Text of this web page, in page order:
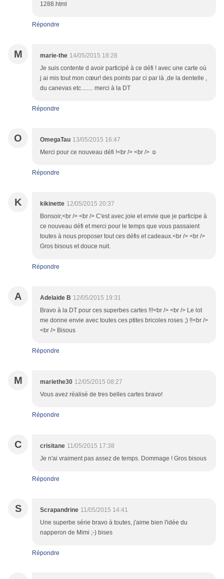
1288.html
Répondre
M marie-the 14/05/2015 18:28
Je suis contente d avoir participé à ce défi ! avec une carte où
j ai mis tout mon cœur! des points par ci par là ,de la dentelle ,
du canevas etc........ merci à la DT
Répondre
O OmegaTau 13/05/2015 16:47
Merci pour ce nouveau défi !<br /> <br /> ☺
Répondre
K kikinette 12/05/2015 20:37
Bonsoir,<br /> <br /> C'est avec joie et envie que je participe à
ce nouveau défi et merci pour le temps que vous passaient
toutes à nous proposer tout ces défis et cadeaux.<br /> <br />
Gros bisous et douce nuit.
Répondre
A Adelaide B 12/05/2015 19:31
Bravo à la DT pour ces superbes cartes !!!<br /> <br /> Le lot
me donne envie avec toutes ces ptites bricoles roses ;) !!<br />
<br /> Bisous
Répondre
M mariethe30 12/05/2015 08:27
Vous avez réalisé de tres belles cartes bravo!
Répondre
C crisitane 11/05/2015 17:38
Je n'ai vraiment pas assez de temps. Dommage ! Gros bisous
Répondre
S Scrapandrine 11/05/2015 14:41
Une superbe série bravo à toutes, j'aime bien l'idée du
napperon de Mimi ;-) bises
Répondre